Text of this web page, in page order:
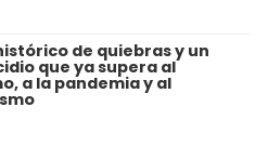
de quiebras y un
que ya supera al
a la pandemia y al